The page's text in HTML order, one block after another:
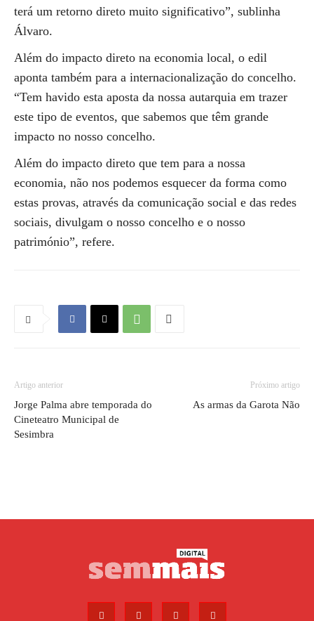
terá um retorno direto muito significativo”, sublinha
Álvaro.
Além do impacto direto na economia local, o edil
aponta também para a internacionalização do concelho.
“Tem havido esta aposta da nossa autarquia em trazer
este tipo de eventos, que sabemos que têm grande
impacto no nosso concelho.
Além do impacto direto que tem para a nossa
economia, não nos podemos esquecer da forma como
estas provas, através da comunicação social e das redes
sociais, divulgam o nosso concelho e o nosso
património”, refere.
Artigo anterior
Jorge Palma abre temporada do
Cineteatro Municipal de
Sesimbra
Próximo artigo
As armas da Garota Não